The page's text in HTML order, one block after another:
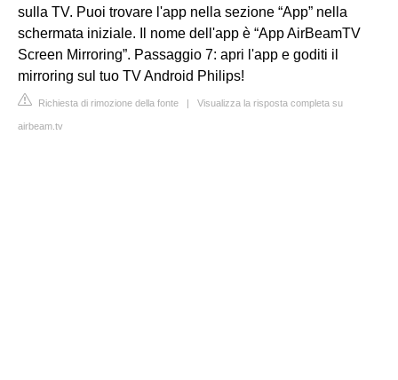
sulla TV. Puoi trovare l'app nella sezione “App” nella
schermata iniziale. Il nome dell'app è “App AirBeamTV
Screen Mirroring”. Passaggio 7: apri l'app e goditi il
mirroring sul tuo TV Android Philips!
Richiesta di rimozione della fonte | Visualizza la risposta completa su
airbeam.tv